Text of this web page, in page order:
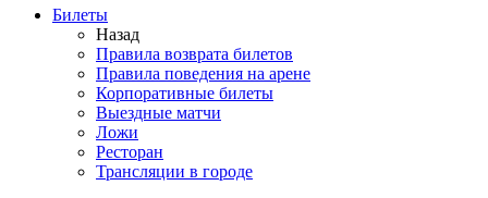
Билеты
Назад
Правила возврата билетов
Правила поведения на арене
Корпоративные билеты
Выездные матчи
Ложи
Ресторан
Трансляции в городе